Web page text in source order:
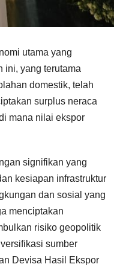
utama yang
ini, yang terutama
domestik, telah
surplus neraca
mana nilai ekspor
signifikan yang
kesiapan infrastruktur
dan sosial yang
menciptakan
risiko geopolitik
sumber
Devisa Hasil Ekspor